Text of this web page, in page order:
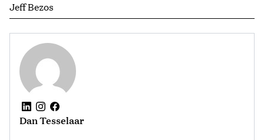
Jeff Bezos
Dan Tesselaar